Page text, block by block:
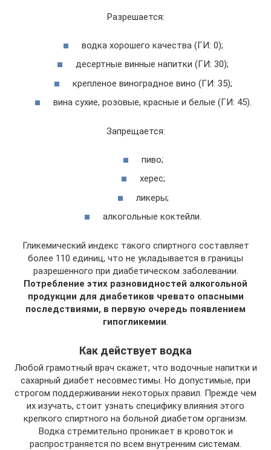
Разрешается:
водка хорошего качества (ГИ: 0);
десертные винные напитки (ГИ: 30);
крепленое виноградное вино (ГИ: 35);
вина сухие, розовые, красные и белые (ГИ: 45).
Запрещается:
пиво;
херес;
ликеры;
алкогольные коктейли.
Гликемический индекс такого спиртного составляет
более 110 единиц, что не укладывается в границы
разрешенного при диабетическом заболевании.
Потребление этих разновидностей алкогольной
продукции для диабетиков чревато опасными
последствиями, в первую очередь появлением
гипогликемии.
Как действует водка
Любой грамотный врач скажет, что водочные напитки и
сахарный диабет несовместимы. Но допустимые, при
строгом поддерживании некоторых правил. Прежде чем
их изучать, стоит узнать специфику влияния этого
крепкого спиртного на больной диабетом организм.
Водка стремительно проникает в кровоток и
распространяется по всем внутренним системам.